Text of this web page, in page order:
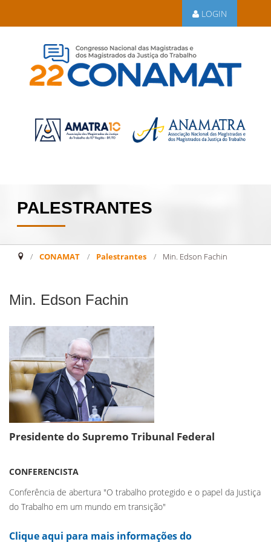
LOGIN
PALESTRANTES
CONAMAT Palestrantes Min. Edson Fachin
Min. Edson Fachin
Presidente do Supremo Tribunal Federal
CONFERENCISTA
Conferência de abertura "O trabalho protegido e o papel da Justiça
do Trabalho em um mundo em transição"
Clique aqui para mais informações do